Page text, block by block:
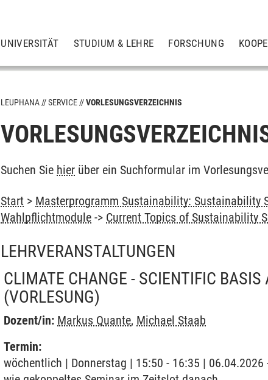
UNIVERSITÄT STUDIUM & LEHRE FORSCHUNG
LEUPHANA SERVICE VORLESUNGSVERZEICHNIS
Suchen Sie hier über ein Suchformular im
Start > Masterprogramm Sustainability: Sustainability
Wahlpflichtmodule -> Current Topics of Sustainability
LEHRVERANSTALTUNGEN
CLIMATE CHANGE - SCIENTIFIC
(VORLESUNG)
Dozent/in: Markus Quante, Michael Staab
Termin:
wöchentlich | Donnerstag | 15:50 - 16:35 |